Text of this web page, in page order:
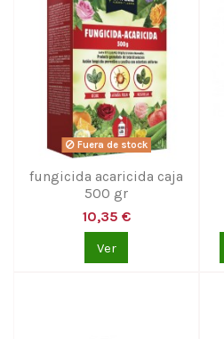
Fuera de stock
fungicida acaricida caja
500 gr
10,35 €
Ver